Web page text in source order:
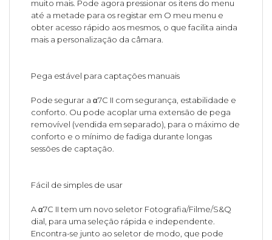
muito mais. Pode agora pressionar os itens do menu
até a metade para os registar em O meu menu e
obter acesso rápido aos mesmos, o que facilita ainda
mais a personalização da câmara.
Pega estável para captações manuais
Pode segurar a α7C II com segurança, estabilidade e
conforto. Ou pode acoplar uma extensão de pega
removível (vendida em separado), para o máximo de
conforto e o mínimo de fadiga durante longas
sessões de captação.
Fácil de simples de usar
A α7C II tem um novo seletor Fotografia/Filme/S&Q
dial, para uma seleção rápida e independente.
Encontra-se junto ao seletor de modo, que pode